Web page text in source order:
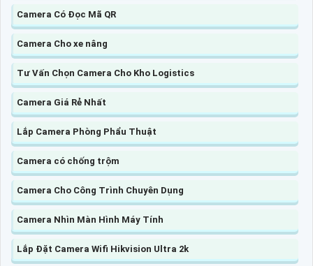
Camera Có Đọc Mã QR
Camera Cho xe nâng
Tư Vấn Chọn Camera Cho Kho Logistics
Camera Giá Rẻ Nhất
Lắp Camera Phòng Phẩu Thuật
Camera có chống trộm
Camera Cho Công Trình Chuyên Dụng
Camera Nhìn Màn Hình Máy Tính
Lắp Đặt Camera Wifi Hikvision Ultra 2k